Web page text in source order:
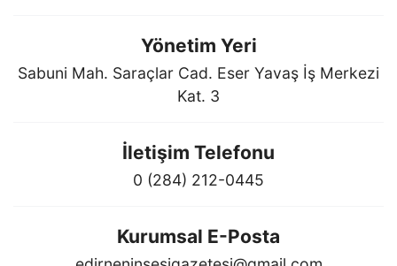
Yönetim Yeri
Sabuni Mah. Saraçlar Cad. Eser Yavaş İş Merkezi
Kat. 3
İletişim Telefonu
0 (284) 212-0445
Kurumsal E-Posta